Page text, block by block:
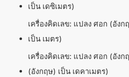
เป็น เดซิเมตร)
เครื่องคิดเลข: แปลง ศอก (อัง
เป็น เมตร)
เครื่องคิดเลข: แปลง ศอก (อัง
(อังกฤษ) เป็น เดคาเมตร)